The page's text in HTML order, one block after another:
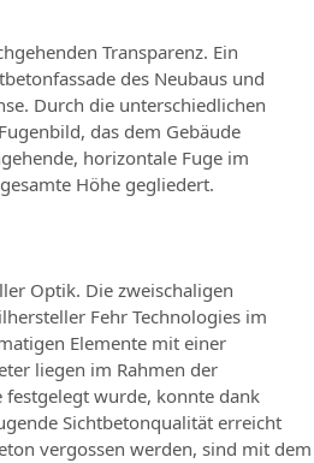
Transparenz. Ein
des Neubaus und
Durch die unterschiedlichen
das dem Gebäude
horizontale Fuge im
Höhe gegliedert.
Optik. Die zweischaligen
Fehr Technologies im
Elemente mit einer
liegen im Rahmen der
wurde, konnte dank
Sichtbetonqualität erreicht
vergossen werden, sind mit